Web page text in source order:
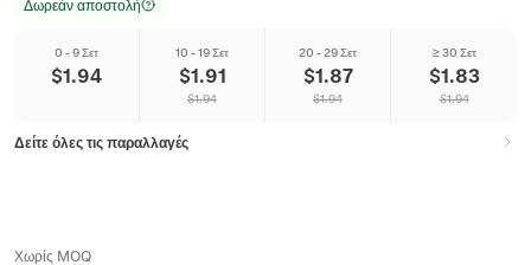
Δωρεάν αποστολή
0 - 9 Σετ
$1.94
10 - 19 Σετ
$1.91
$1.94
20 - 29 Σετ
$1.87
$1.94
≥ 30 Σετ
$1.83
$1.94
Δείτε όλες τις παραλλαγές
Χωρίς MOQ